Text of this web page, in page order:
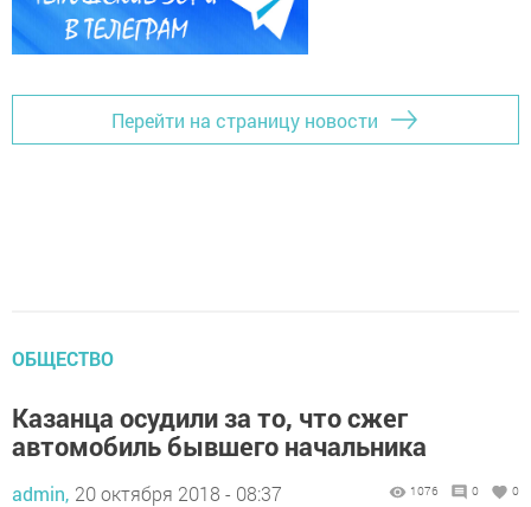
Перейти на страницу новости
ОБЩЕСТВО
Казанца осудили за то, что сжег
автомобиль бывшего начальника
admin, 20 октября 2018 - 08:37 1076 0 0